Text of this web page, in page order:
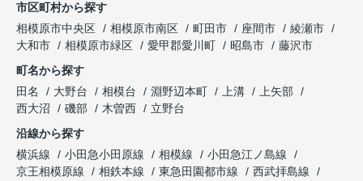
市区町村から探す
相模原市中央区
相模原市南区 町田市 座間市
綾瀬市
大和市
相模原市緑区 愛甲郡愛川町 昭島市
藤沢市
町名から探す
田名
大野台 相模台 淵野辺本町 上溝
上矢部
西大沼
磯部 木曽西
立野台
沿線から探す
横浜線
小田急小田原線 相模線
小田急江ノ島線
京王相模原線
相鉄本線 東急田園都市線
西武拝島線